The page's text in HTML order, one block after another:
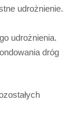
udrożnienie.
udrożnienia.
dróg